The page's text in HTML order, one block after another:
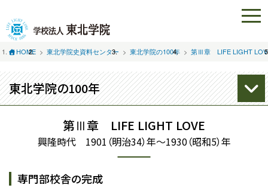
HOME 東北学院史資料センター 東北学院の100年 第Ⅲ章 LIFE LIGHT
東北学院の100年
第Ⅲ章 LIFE LIGHT LOVE
興隆時代 1901（明治34）年～1930（昭和5）年
専門部校舎の完成